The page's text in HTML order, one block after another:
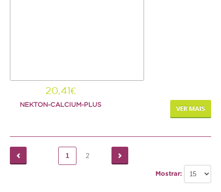
20,41€
NEKTON-CALCIUM-PLUS VER MAIS
1 2
Mostrar: